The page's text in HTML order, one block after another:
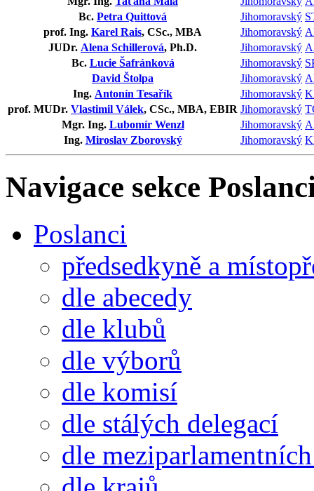
Bc. Petra Quittová Jihomoravský
prof. Ing. Karel Rais, CSc., MBA Jihomoravský
JUDr. Alena Schillerová, Ph.D. Jihomoravský
Bc. Lucie Šafránková Jihomoravský
David Štolpa
Jihomoravský
Ing. Antonín Tesařík Jihomoravský
prof. MUDr. Vlastimil Válek, CSc., MBA, EBIR Jihomoravský
Mgr. Ing. Lubomír Wenzl Jihomoravský
Ing. Miroslav Zborovský Jihomoravský
Navigace sekce
Poslanci
předsedkyně a
dle abecedy
dle klubů
dle výborů
dle komisí
dle stálých delegací
dle